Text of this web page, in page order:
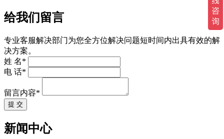
给我们留言
专业客服解决部门为您全方位解决问题短时间内出具有效的解
决方案。
姓 名*
电 话*
留言内容*
提 交
新闻中心